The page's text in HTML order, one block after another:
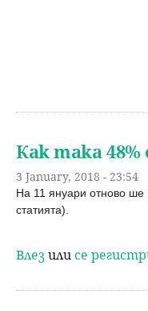
Как така
3 January, 2018 - 23:54
На 11 януари отново ше
статията).
Влезили се